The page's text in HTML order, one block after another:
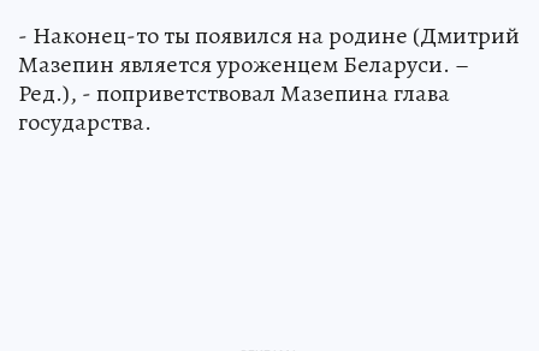
- Наконец-то ты появился на родине (Дмитрий
Мазепин является уроженцем Беларуси. –
Ред.), - поприветствовал Мазепина глава
государства.